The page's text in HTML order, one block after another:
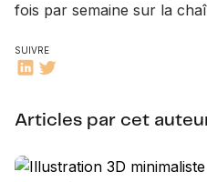
fois par semaine sur la
SUIVRE
Articles par cet